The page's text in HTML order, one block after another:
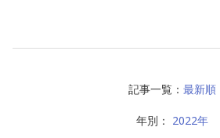
記事一覧： 最新順
年別： 2022年